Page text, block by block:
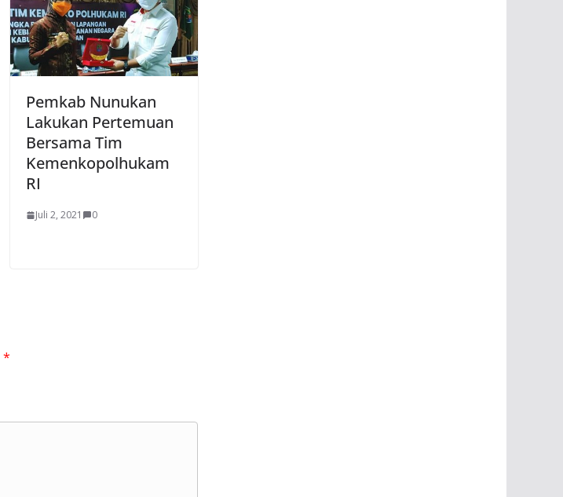
Pemkab Nunukan
Lakukan Pertemuan
Bersama Tim
Kemenkopolhukam
RI
Juli 2, 2021 0
*